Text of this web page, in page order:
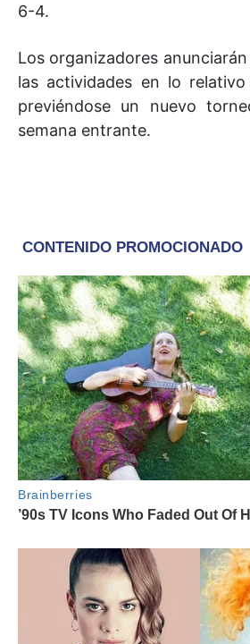
6-4.
Los organizadores
las actividades en lo
previéndose un nuevo
semana entrante.